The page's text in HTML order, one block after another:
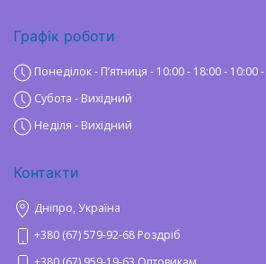
Графік роботи
Понеділок - Пʼятниця - 10:00 - 18:00 - 10:00
Субота - Вихідний
Неділя - Вихідний
Контакти
Дніпро, Україна
+380 (67) 579-92-68 Роздріб